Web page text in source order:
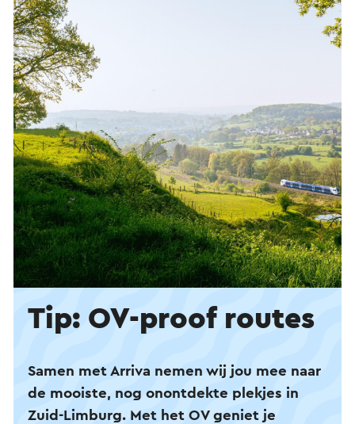
Tip: OV-proof routes
Samen met Arriva nemen wij jou mee naar
de mooiste, nog onontdekte plekjes in
Zuid-Limburg. Met het OV geniet je